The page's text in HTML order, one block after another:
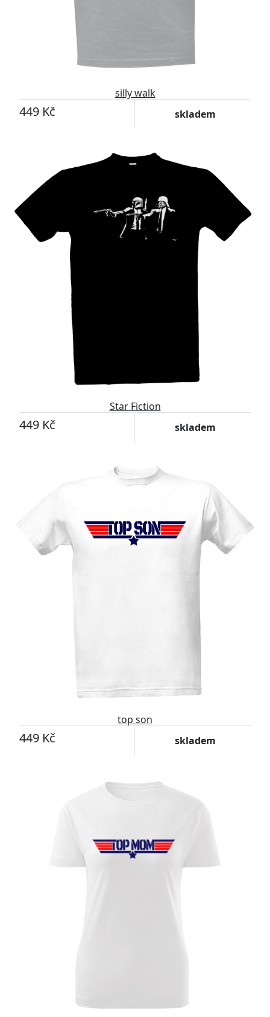
silly walk
449 Kč skladem
Star Fiction
449 Kč skladem
top son
449 Kč skladem